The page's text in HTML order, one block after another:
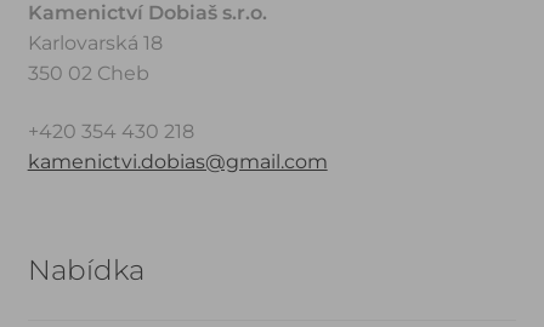
Kamenictví Dobiaš s.r.o.
Karlovarská 18
350 02 Cheb
+420 354 430 218
kamenictvi.dobias@gmail.com
Nabídka